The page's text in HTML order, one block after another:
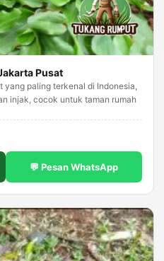
Pusat
yang paling terkenal di Indonesia,
injak, cocok untuk taman rumah
💬 Pesan WhatsApp